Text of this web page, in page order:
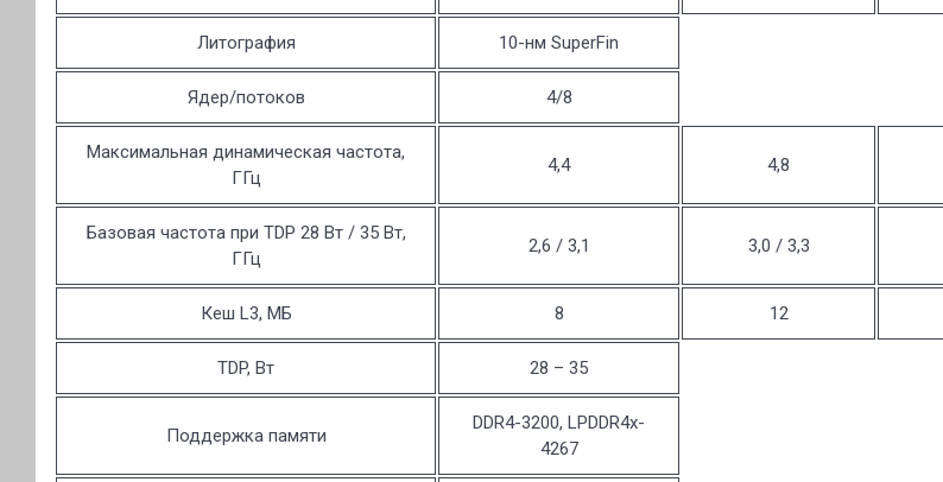
Литография 10-нм SuperFin
Ядер/потоков 4/8
Максимальная динамическая частота,
ГГц
4,4 4,8
Базовая частота при TDP 28 Вт / 35 Вт,
ГГц
2,6 / 3,1 3,0 / 3,3
Кеш L3, МБ 8 12
TDP, Вт 28 – 35
Поддержка памяти
DDR4-3200, LPDDR4x-
4267